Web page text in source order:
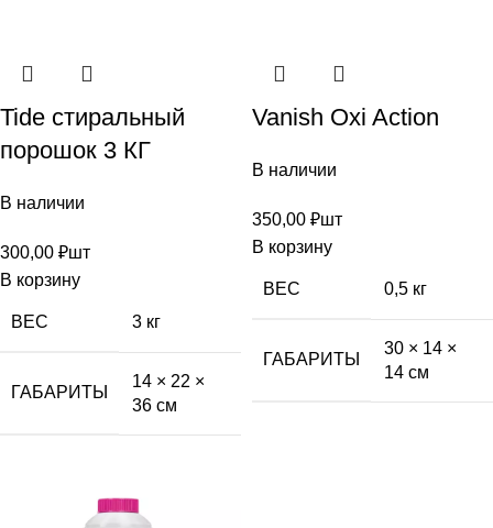
Tide стиральный
порошок 3 КГ
В наличии
300,00 ₽шт
В корзину
ВЕС 3 кг
ГАБАРИТЫ
14 × 22 ×
36 см
Vanish Oxi Action
В наличии
350,00 ₽шт
В корзину
ВЕС 0,5 кг
ГАБАРИТЫ
30 × 14 ×
14 см